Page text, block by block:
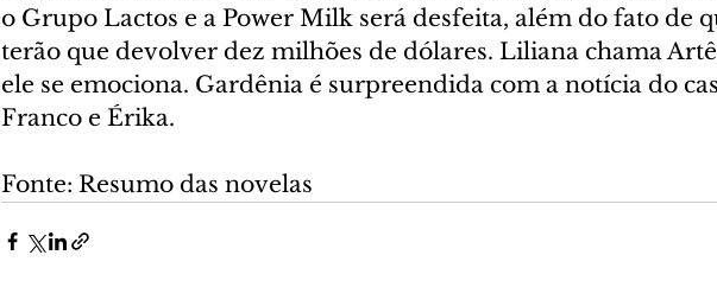
o Grupo Lactos e a Power Milk será desfeita, além do fato de
terão que devolver dez milhões de dólares. Liliana chama
ele se emociona. Gardênia é surpreendida com a notícia do
Franco e Érika.
Fonte: Resumo das novelas